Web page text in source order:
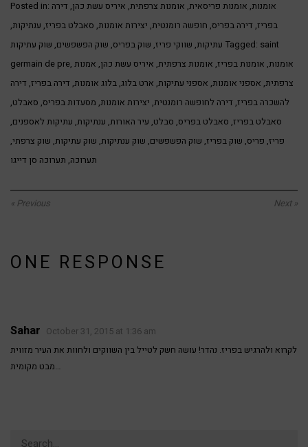
Posted in: אומנות, אומנות פריסאית, אומנות צרפתית, איריס עשת כהן, דירה
בפריז, דירה בפריס, חופשה רומנטית, יצירות אומנות, סאבלט בפריז, ענתיקות,
עתיקות, שווקי פריז, שוק בפריס, שוק הפשפשים, שוק עתיקות Tagged: saint
germain de pre, אומנות, אומנות בפריז, אומנות צרפתית, איריס עשת כהן, אמנות
צרפתית, אספני אומנות, אספני עתיקות, ארט בלוג, בלוג אומנות, דירה בפריז, דירה
להשכרה בפריז, דירה לחופשה רומנטית, יצירות אומנות, מסעדות בפריס, סאבלט,
סאבלט בפריז, סאבלט בפריס, סבלט, עיר האורות, ענתיקות, עתיקות לאספנים,
פריז, פריס, שוק בפריז, שוק הפשפשים, שוק ענתיקות, שוק עתיקות, שוק צרפתי,
תערוכה, תערוכה סן דייגו
« Previous Next »
ONE RESPONSE
Sahar October 31, 2015 at 1:36 am
לקרוא ולהרגיש בפריז. נהדר! עושה חשק לטייל בין השווקים ולחוות את העיר מזווית
מבט מקומית…
Search